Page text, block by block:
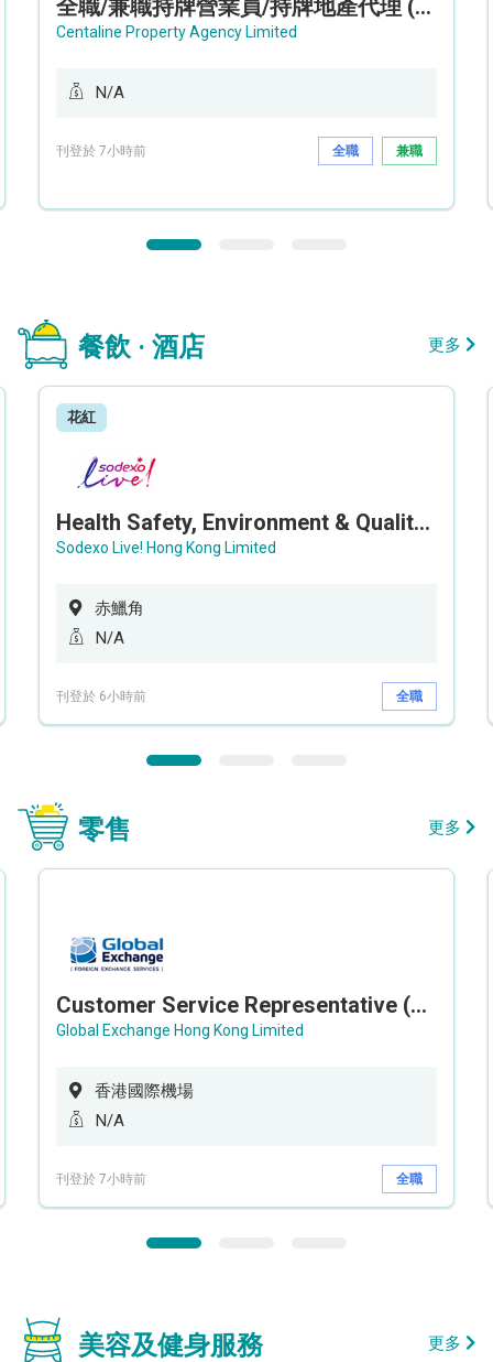
全職/兼職持牌營業員/持牌地產代理 (長沙灣/將軍澳/油塘)
Centaline Property Agency Limited
N/A
刊登於 7小時前 全職 兼職
餐飲 · 酒店 更多
花紅
Health Safety, Environment & Quality Assurance Officer (Maternity cover – 5 months contract)
Sodexo Live! Hong Kong Limited
赤鱲角
N/A
刊登於 6小時前 全職
零售 更多
Customer Service Representative (Airport)
Global Exchange Hong Kong Limited
香港國際機場
N/A
刊登於 7小時前 全職
美容及健身服務 更多